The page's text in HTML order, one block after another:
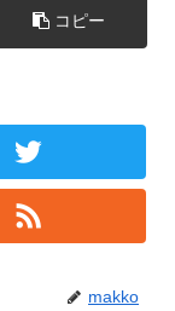
コピー
makko